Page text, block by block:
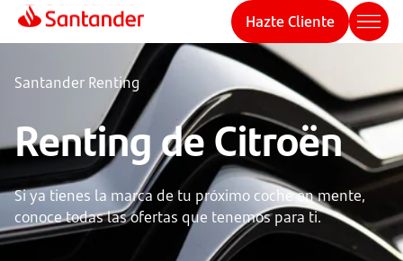
Hazte Cliente
Santander Renting
Renting de Citroën
Si ya tienes la marca de tu próximo coche en mente,
conoce todas las ofertas que tenemos para ti.